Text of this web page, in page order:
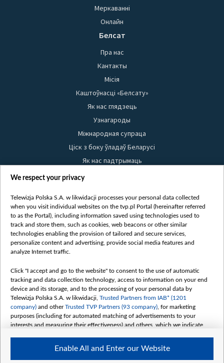
Меркаванні
Онлайн
Белсат
Пра нас
Кантакты
Місія
Каштоўнасці «Белсату»
Як нас глядзець
Узнагароды
Міжнародная супраца
Ціск з боку ўладаў Беларусі
Як нас падтрымаць
Правілы выкарыстання матэрыялаў
Бяспека
Youtube
Белсат news
Белсат Shorts
Жэстачайшы мульт
Belsat English
Biełsat PL
Белсат Now
Белсат History
Белсат Music
Белсат Doc
We respect your privacy
Telewizja Polska S.A. w likwidacji processes your personal data collected
when you visit individual websites on the tvp.pl Portal (hereinafter referred
to as the Portal), including information saved using technologies used to
track and store them, such as cookies, web beacons or other similar
technologies enabling the provision of tailored and secure services,
personalize content and advertising, provide social media features and
analyze Internet traffic.
Click "I accept and go to the website" to consent to the use of automatic
tracking and data collection technology, access to information on your end
device and its storage, and to the processing of your personal data by
Telewizja Polska S.A. w likwidacji, Trusted Partners from IAB* (1201
company) and otherTrusted TVP Partners (93 company) , for marketing
purposes (including for automated matching of advertisements to your
interests and measuring their effectiveness) and others, which we indicate
The purposes of processing your data by TVP S.A. w likwidacji are as
follows:
Enable All and Enter our Website